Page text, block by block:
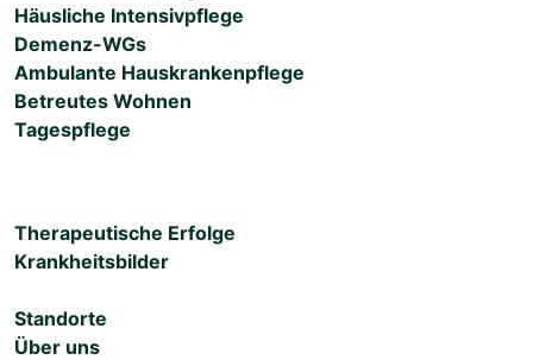
Häusliche Intensivpflege
Demenz-WGs
Ambulante Hauskrankenpflege
Betreutes Wohnen
Tagespflege
Therapeutische Erfolge
Krankheitsbilder
Standorte
Über uns